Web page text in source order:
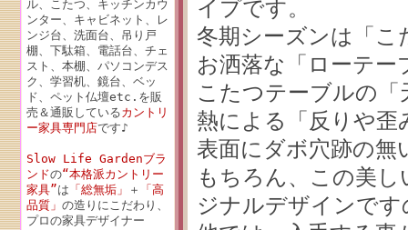
ル、こたつ、キッチンカウ
ンター、キャビネット、レ
ンジ台、洗面台、吊り戸
棚、下駄箱、電話台、チェ
スト、本棚、パソコンデス
ク、学習机、鏡台、ベッ
ド、ペット仏壇etc.を販
売＆通販しているカントリ
ー家具専門店です♪
Slow Life Gardenブラ
ンドの“本格派カントリー
家具”は 「総無垢」 ＋
「高
品質」 の造りにこだわり、
プロの家具デザイナー
イプです。
冬期シーズンは「
お洒落な「ローテ
こたつテーブルの「
熱による「反りや歪
表面にダボ穴跡の
もちろん、この美
ジナルデザインです